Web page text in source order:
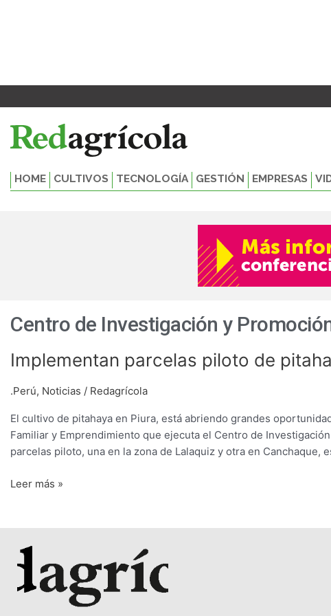
HOME CULTIVOS TECNOLOGÍA GESTIÓN EMPRESAS
Centro de Investigación y
Implementan parcelas piloto de
.Perú, Noticias / Redagrícola
El cultivo de pitahaya en Piura, está abriendo grandes
Familiar y Emprendimiento que ejecuta el Centro de
parcelas piloto, una en la zona de Lalaquiz y otra en
Implementan
parcelas
piloto
pitahaya
en
Piura
Leer más »